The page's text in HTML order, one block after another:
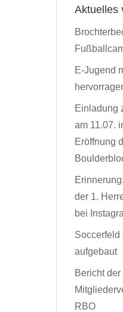
Aktuelles
E-Jugend
Einladung
am 11.07.
Eröffnung
der 1.
bei
Soccerfeld
aufgebaut
Bericht der
RBO